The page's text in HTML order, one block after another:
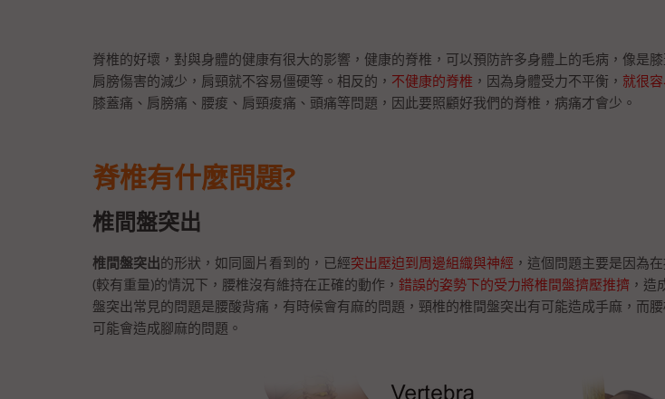
脊椎的好壞，對與身體的健康有很大的影響，健康的脊椎，可以預防許多身體上的毛病，像是膝
肩膀傷害的減少，肩頸就不容易僵硬等。相反的， 不健康的脊椎 ，因為身體受力不平衡， 就很
膝蓋痛、肩膀痛、腰痠、肩頸痠痛、頭痛等問題，因此要照顧好我們的脊椎，病痛才會少。
脊椎有什麼問題?
椎間盤突出
椎間盤突出的形狀，如同圖片看到的，已經突出壓迫到周邊組織與神經 ，這個問題主要是因為
(較有重量)的情況下，腰椎沒有維持在正確的動作， 錯誤的姿勢下的受力將椎間盤擠壓推擠 ，造
盤突出常見的問題是腰酸背痛，有時候會有麻的問題，頸椎的椎間盤突出有可能造成手麻，而
可能會造成腳麻的問題。